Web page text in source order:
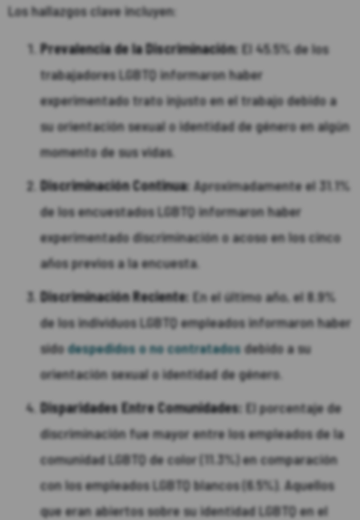
Los hallazgos clave incluyen:
Prevalencia de la Discriminación: El 45.5% de los
trabajadores LGBTQ informaron haber
experimentado trato injusto en el trabajo debido a
su orientación sexual o identidad de género en algún
momento de sus vidas.
Discriminación Continua: Aproximadamente el 31.1%
de los encuestados LGBTQ informaron haber
experimentado discriminación o acoso en los cinco
años previos a la encuesta.
Discriminación Reciente: En el último año, el 8.9%
de los individuos LGBTQ empleados informaron haber
sidodespedidos o no contratadosdebido a su
orientación sexual o identidad de género.
Disparidades Entre Comunidades: El porcentaje de
discriminación fue mayor entre los empleados de la
comunidad LGBTQ de color (11.3%) en comparación
con los empleados LGBTQ blancos (6.5%). Aquellos
que eran abiertos sobre su identidad LGBTQ en el